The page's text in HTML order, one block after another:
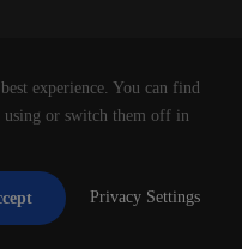
S.L.
RESERVADOS.
experience. You can find
using or switch them off in
Privacy Settings